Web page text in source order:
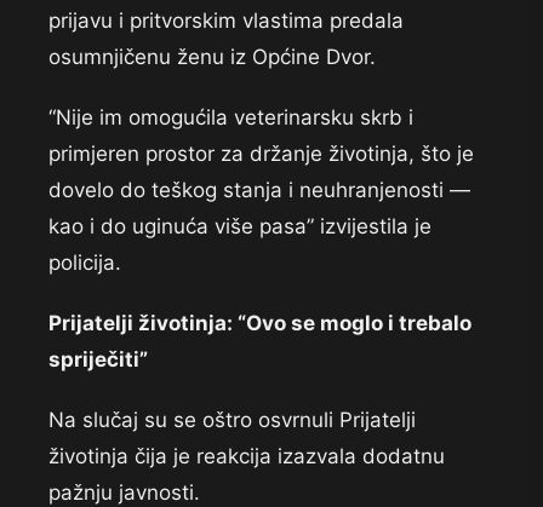
prijavu i pritvorskim vlastima predala
osumnjičenu ženu iz Općine Dvor.
“Nije im omogućila veterinarsku skrb i
primjeren prostor za držanje životinja, što je
dovelo do teškog stanja i neuhranjenosti —
kao i do uginuća više pasa” izvijestila je
policija.
Prijatelji životinja: “Ovo se moglo i trebalo
spriječiti”
Na slučaj su se oštro osvrnuli Prijatelji
životinja čija je reakcija izazvala dodatnu
pažnju javnosti.